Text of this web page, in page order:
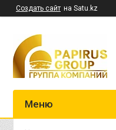
Создать сайт на Satu.kz